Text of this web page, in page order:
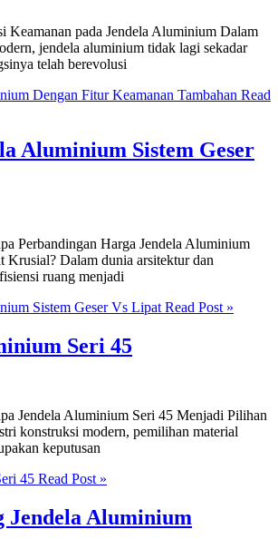
Keamanan pada Jendela Aluminium Dalam
jendela aluminium tidak lagi sekadar
telah berevolusi
Dengan Fitur Keamanan Tambahan Read
Aluminium Sistem Geser
Perbandingan Harga Jendela Aluminium
Krusial? Dalam dunia arsitektur dan
ruang menjadi
Sistem Geser Vs Lipat Read Post »
Seri 45
Jendela Aluminium Seri 45 Menjadi Pilihan
konstruksi modern, pemilihan material
keputusan
45 Read Post »
Jendela Aluminium